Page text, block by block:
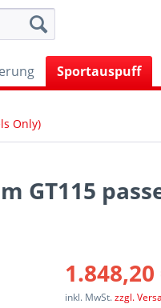
Sportauspuff
Only)
GT115
inkl. MwSt.zzgl.